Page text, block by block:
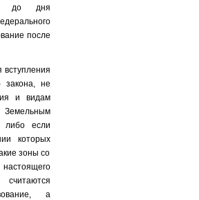
до дня
после
закона, не
и видам
либо если
которых
зоны со
а